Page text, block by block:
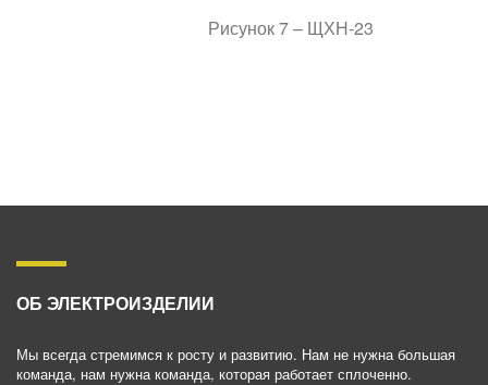
Рисунок 7 – ЩХН-23
ОБ ЭЛЕКТРОИЗДЕЛИИ
Мы всегда стремимся к росту и развитию. Нам не нужна большая
команда, нам нужна команда, которая работает сплоченно.